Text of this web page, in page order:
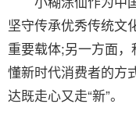
坚守传承优秀传统文
重要载体;另一方面
懂新时代消费者的方
达既走心又走“新”。